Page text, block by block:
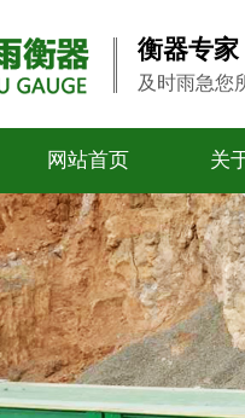
及时雨急您
衡器专
网站首页 关